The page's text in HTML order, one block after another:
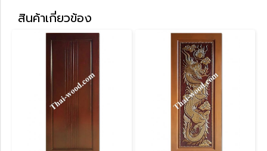
สินค้าเกี่ยวข้อง